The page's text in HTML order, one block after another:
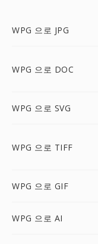
WPG 으로 JPG
WPG 으로 DOC
WPG 으로 SVG
WPG 으로 TIFF
WPG 으로 GIF
WPG 으로 AI